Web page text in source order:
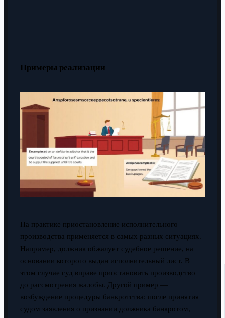
Примеры реализации
На практике приостановление исполнительного
производства применяется в самых разных ситуациях.
Например, должник обжалует судебное решение, на
основании которого выдан исполнительный лист. В
этом случае суд вправе приостановить производство
до рассмотрения жалобы. Другой пример —
возбуждение процедуры банкротства: после принятия
судом заявления о признании должника банкротом,